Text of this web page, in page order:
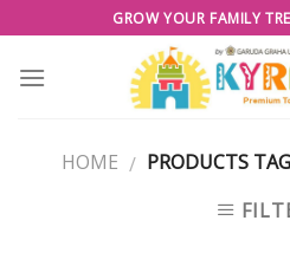
to
content
GROW YOUR FAMILY
HOME / PRODUCTS